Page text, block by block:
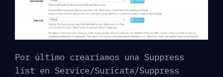
Por último crearíamos una Suppress
list en Service/Suricata/Suppress